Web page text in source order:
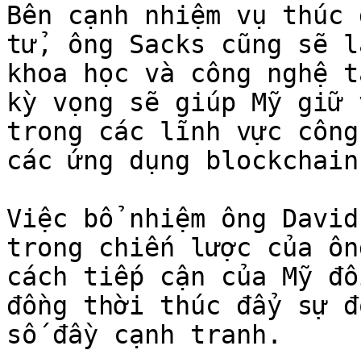
Bên cạnh nhiệm vụ
tử, ông Sacks cũng sẽ
khoa học và công
kỳ vọng sẽ giúp Mỹ
trong các lĩnh vực
các ứng dụng
Việc bổ nhiệm ông
trong chiến lược của
cách tiếp cận của Mỹ
đồng thời thúc đẩy sự
số đầy cạnh tranh.